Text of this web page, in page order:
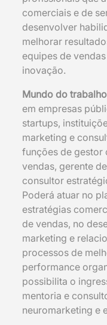
comerciais e de
desenvolver
melhorar
equipes de
inovação.
Mundo do
em empresas
startups,
marketing e
funções de gestor
vendas, gerente
consultor
Poderá atuar no
estratégias
de vendas, no
marketing e
processos de
performance
possibilita o
mentoria e
neuromarketing e